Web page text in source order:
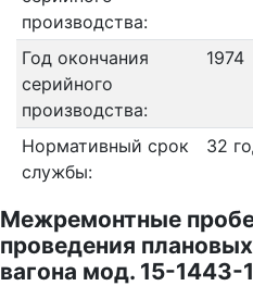
производства:
Год окончания
серийного
производства:
1974
Нормативный срок
службы:
32
Межремонтные
проведения
вагона мод. 15-1443-